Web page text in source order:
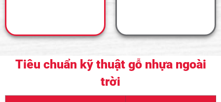
Tiêu chuẩn kỹ thuật gỗ nhựa ngoài
trời